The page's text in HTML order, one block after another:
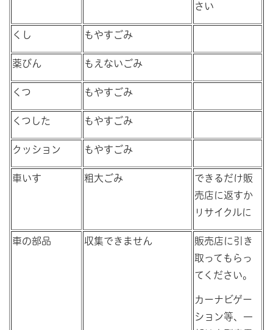
さい
くし もやすごみ
薬びん もえないごみ
くつ もやすごみ
くつした もやすごみ
クッション もやすごみ
車いす 粗大ごみ
できるだけ販
売店に返すか
リサイクルに
車の部品 収集できません
販売店に引き
取ってもらっ
てください。
カーナビゲー
ション等、一